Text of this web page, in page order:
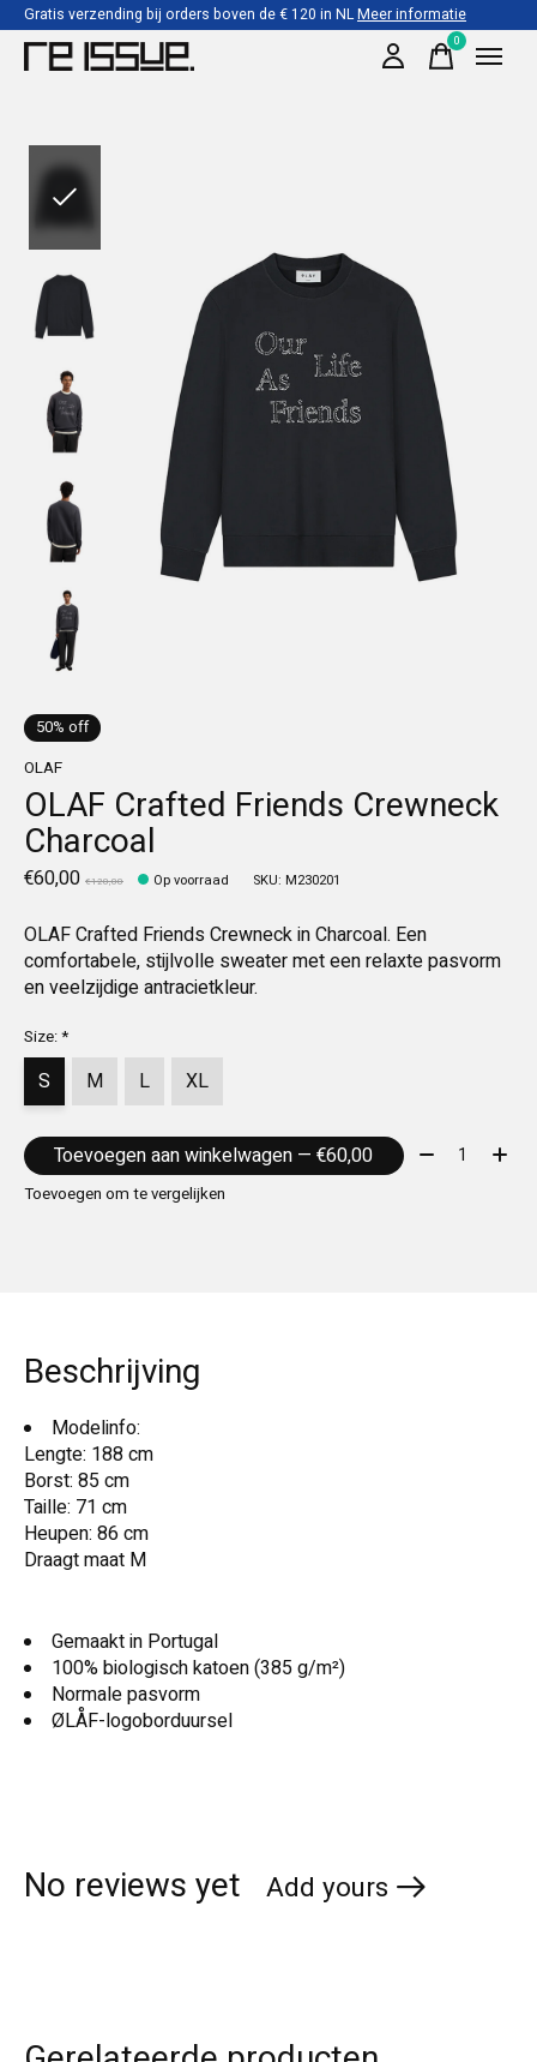
Gratis verzending bij orders boven de € 120 in NLMeer informatie
0items
50% off
OLAF
OLAF Crafted Friends Crewneck
Charcoal
€60,00 €120,00 Op voorraad SKU: M230201
OLAF Crafted Friends Crewneck in Charcoal. Een
comfortabele, stijlvolle sweater met een relaxte pasvorm
en veelzijdige antracietkleur.
Size:*
S M L XL
Toevoegen aan winkelwagen — €60,00 Aantal:
Toevoegen om te vergelijken
Beschrijving
Modelinfo:
Lengte: 188 cm
Borst: 85 cm
Taille: 71 cm
Heupen: 86 cm
Draagt ​​maat M
Gemaakt in Portugal
100% biologisch katoen (385 g/m²)
Normale pasvorm
ØLÅF-logoborduursel
No reviews yet Add yours